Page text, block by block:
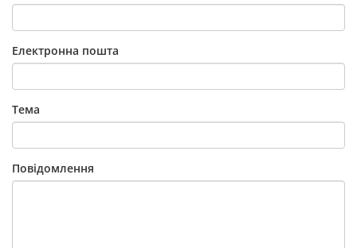
Електронна пошта
Тема
Повідомлення